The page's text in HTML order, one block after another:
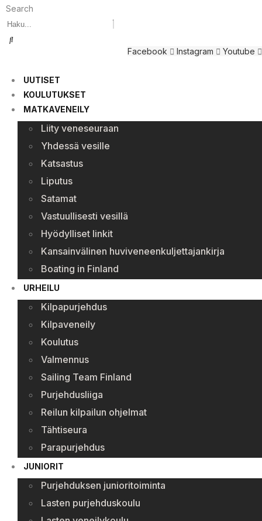
Search
Facebook Instagram Youtube
UUTISET
KOULUTUKSET
MATKAVENEILY
Liity veneseuraan
Yhdessä vesille
Katsastus
Liputus
Satamat
Vastuullisesti vesillä
Hyödylliset linkit
Kansainvälinen huviveneenkuljettajankirja
Boating in Finland
URHEILU
Kilpapurjehdus
Kilpaveneily
Koulutus
Valmennus
Sailing Team Finland
Purjehdusliiga
Reilun kilpailun ohjelmat
Tähtiseura
Parapurjehdus
JUNIORIT
Purjehduksen junioritoiminta
Lasten purjehduskoulu